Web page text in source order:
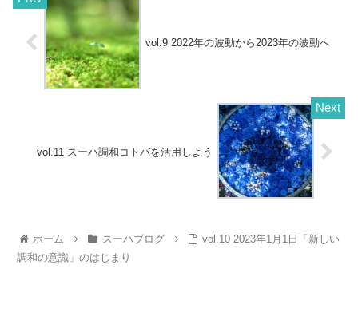
vol.9 2022年の波動から2023年の波動へ
vol.11 スーハ調和コトバを活用しよう
ホーム スーハブログ
vol.10 2023年1月1日「新しい
調和の意識」のはじまり